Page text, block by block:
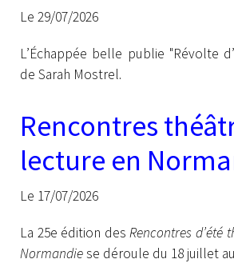
Le 29/07/2026
L’Échappée belle publie "Révolte
de Sarah Mostrel.
Rencontres
lecture en
Le 17/07/2026
La 25e édition des Rencontres d’été
Normandiese déroule du 18 juillet